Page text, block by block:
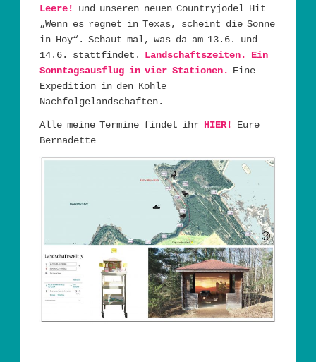
Leere!
und unseren neuen Countryjodel Hit
„Wenn es regnet in Texas, scheint die Sonne
in Hoy“. Schaut mal, was da am 13.6. und
14.6. stattfindet. Landschaftszeiten. Ein
Sonntagsausflug in vier Stationen. Eine
Expedition in den Kohle
Nachfolgelandschaften.
Alle meine Termine findet ihr HIER!
Eure
Bernadette